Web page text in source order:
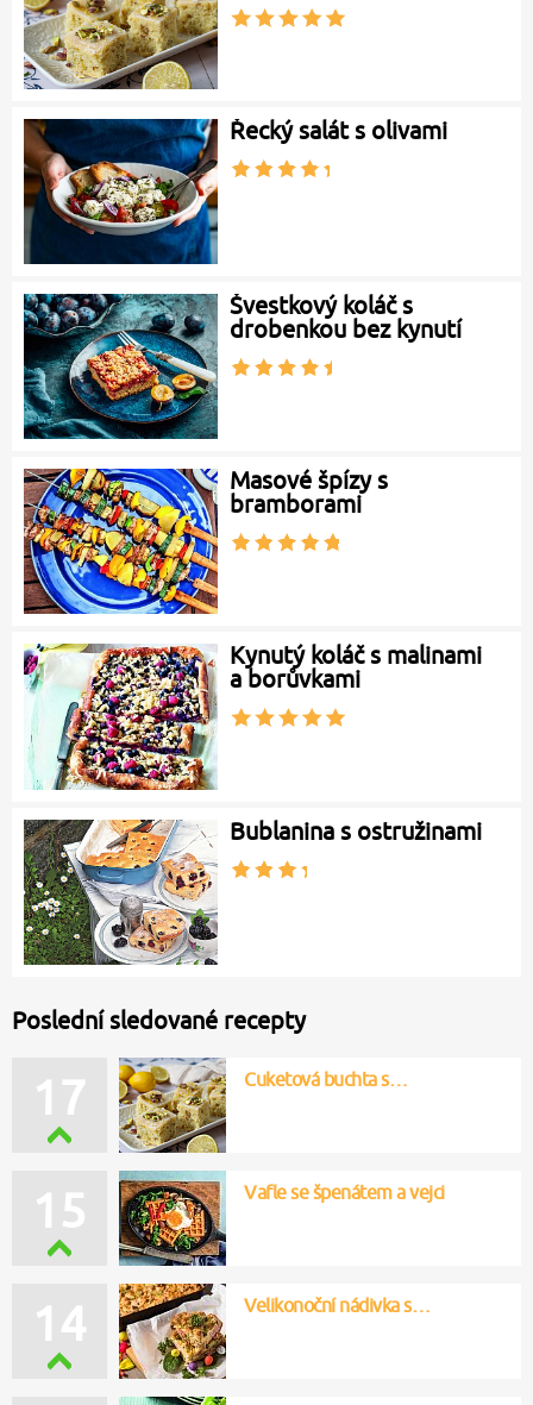
Řecký salát s olivami
Švestkový koláč s
drobenkou bez kynutí
Masové špízy s
bramborami
Kynutý koláč s malinami
a borůvkami
Bublanina s ostružinami
Poslední sledované recepty
17 Cuketová buchta s…
15 Vafle se špenátem a vejci
14 Velikonoční nádivka s…